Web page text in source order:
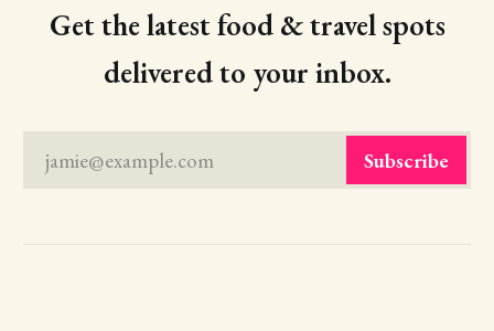
Get the latest food & travel spots
delivered to your inbox.
jamie@example.com Subscribe